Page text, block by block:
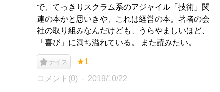
で、てっきりスクラム系のアジャイル「技術」関
連の本かと思いきや、これは経営の本。著者の会
社の取り組みなんだけども、うらやましいほど、
「喜び」に満ち溢れている。 また読みたい。
ナイス ★1
コメント(0) 2019/10/22